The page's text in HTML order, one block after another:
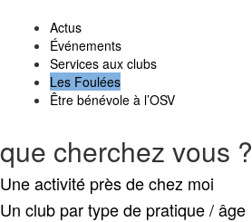
Actus
Événements
Services aux clubs
Les Foulées
Être bénévole à l’OSV
que cherchez vous ?
Une activité près de chez moi
Un club par type de pratique / âge